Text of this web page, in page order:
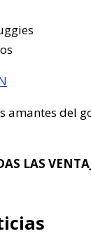
amantes del
LAS